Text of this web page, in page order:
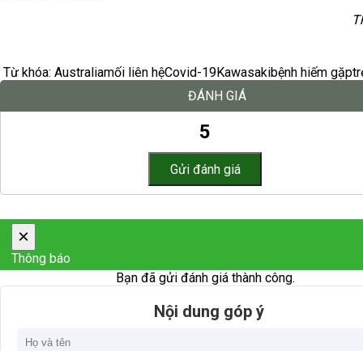
Từ khóa: Australiamối liên hệCovid-19Kawasakibệnh hiếm gặp
ĐÁNH GIÁ
5
×
Thông báo
Bạn đã gửi đánh giá thành công.
Nội dung góp ý